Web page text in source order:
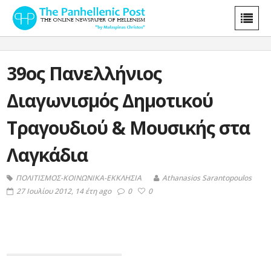
39ος Πανελλήνιος
Διαγωνισμός Δημοτικού
Τραγουδιού & Μουσικής στα
Λαγκάδια
ΠΟΛΙΤΙΣΜΟΣ-ΚΟΙΝΩΝΙΚΑ-ΕΚΚΛΗΣΙΑ
Athanasios Sarantopoulos
27 Ιουλίου 2012, 14 έτη ago
0 0